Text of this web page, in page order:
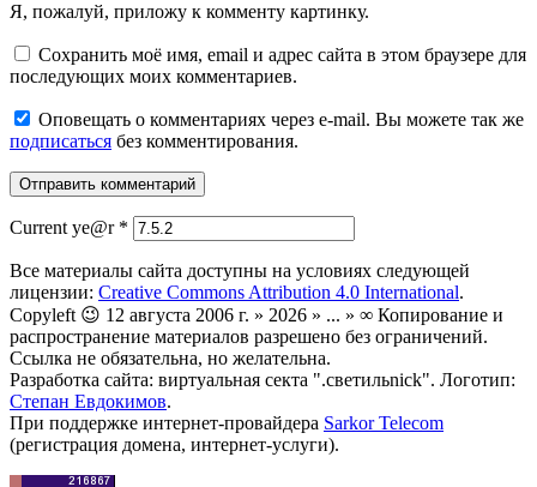
Я, пожалуй, приложу к комменту картинку.
Сохранить моё имя, email и адрес сайта в этом браузере для
последующих моих комментариев.
Оповещать о комментариях через e-mail. Вы можете так же
подписаться без комментирования.
Current ye@r *
Все материалы сайта доступны на условиях следующей
лицензии: Creative Commons Attribution 4.0 International.
Copyleft 😉 12 августа 2006 г. » 2026 » ... » ∞ Копирование и
распространение материалов разрешено без ограничений.
Ссылка не обязательна, но желательна.
Разработка сайта: виртуальная секта ".светильnick". Логотип:
Степан Евдокимов.
При поддержке интернет-провайдера Sarkor Telecom
(регистрация домена, интернет-услуги).